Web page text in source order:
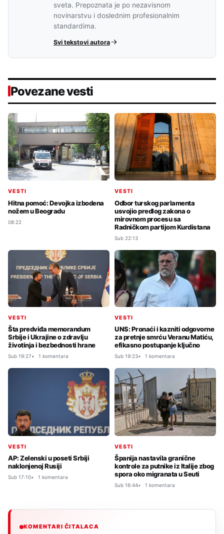
sveta. Prepoznata je po nezavisnom
novinarstvu i doslednim profesionalnim
standardima.
Svi tekstovi autora
Povezane vesti
VESTI
Hitna pomoć: Devojka izbodena
nožem u Beogradu
08:22
VESTI
Odbor turskog parlamenta
usvojio predlog zakona o
mirovnom procesu sa
Radničkom partijom Kurdistana
Sub 22:13
VESTI
Šta predviđa memorandum
Srbije i Ukrajine o zdravlju
životinja i bezbednosti hrane
Sub 19:27 1 komentara
VESTI
UNS: Pronaći i kazniti odgovorne
za pretnje smrću Veranu Matiću,
efikasno postupanje ključno
Sub 19:23 1 komentara
VESTI
AP: Zelenski u poseti Srbiji
naklonjenoj Rusiji
Sub 17:10 1 komentara
VESTI
Španija nastavila granične
kontrole za putnike iz Italije zbog
spora oko migranata u Seuti
Sub 16:44 1 komentara
KOMENTARI ČITALACA